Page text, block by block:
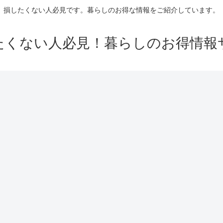
損したくない人必見です。暮らしのお得な情報をご紹介しています。
くない人必見！暮らしのお得情報